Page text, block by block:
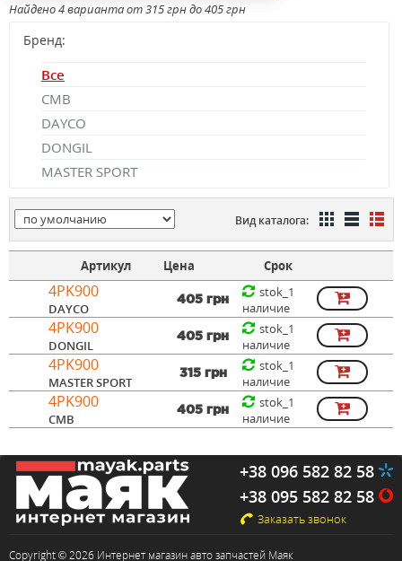
Найдено 4 варианта от 315 грн до 405 грн
Бренд:
Все
CMB
DAYCO
DONGIL
MASTER SPORT
Вид каталога:
Артикул Цена Срок
4PK900
DAYCO
405 грн
stok_1
наличие
4PK900
DONGIL
405 грн
stok_1
наличие
4PK900
MASTER SPORT
315 грн
stok_1
наличие
4PK900
CMB
405 грн
stok_1
наличие
+38 096 582 82 58
+38 095 582 82 58
Заказать звонок
Copyright © 2026 Интернет магазин авто запчастей Маяк